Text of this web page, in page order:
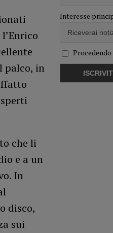
palco, in
che li
e a un
In
disco,
sui
Interesse